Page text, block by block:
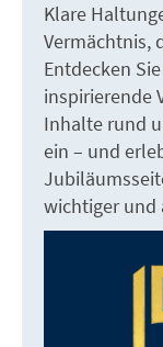
Klare
Vermächtnis,
Entdecken
inspirierende
Inhalte rund
ein – und
wichtiger und